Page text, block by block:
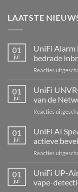
LAATSTE
01
jul
UniFi Alarm
bedrade
Reacties
01
jul
UniFi
van de
Reacties
01
jul
UniFi AI
actieve
Reacties
01
jul
UniFi UP-
vape-